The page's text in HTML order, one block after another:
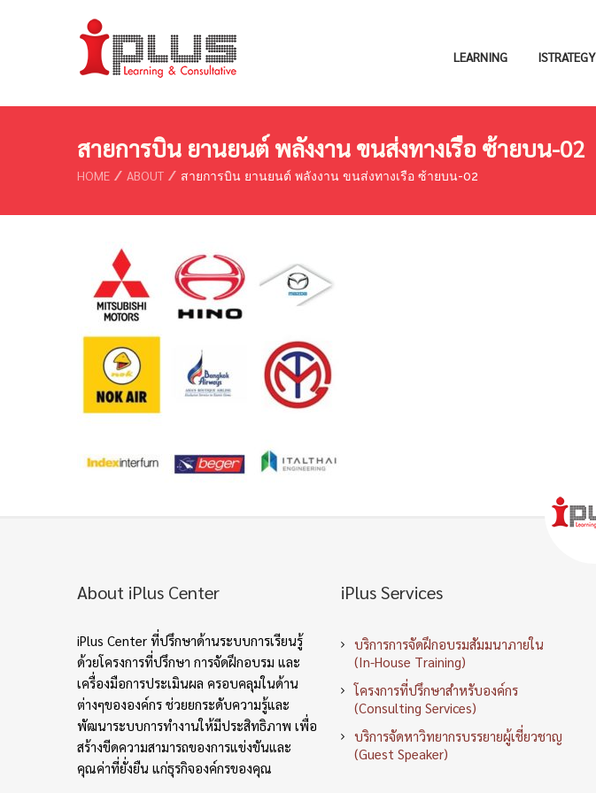
LEARNING ISTRATEGY
สายการบิน ยานยนต์ พลังงาน ขนส่งทางเรือ ซ้ายบน-02
HOME ABOUT สายการบิน ยานยนต์ พลังงาน ขนส่งทางเรือ ซ้ายบน-02
About iPlus Center
iPlus Center ที่ปรึกษาด้านระบบการเรียนรู้
ด้วยโครงการที่ปรึกษา การจัดฝึกอบรม และ
เครื่องมือการประเมินผล ครอบคลุมในด้าน
ต่างๆขององค์กร ช่วยยกระดับความรู้และ
พัฒนาระบบการทำงานให้มีประสิทธิภาพ เพื่อ
สร้างขีดความสามารถของการแข่งขันและ
คุณค่าที่ยั่งยืน แก่ธุรกิจองค์กรของคุณ
iPlus Services
บริการการจัดฝึกอบรมสัมมนาภายใน
(In-House Training)
โครงการที่ปรึกษาสำหรับองค์กร
(Consulting Services)
บริการจัดหาวิทยากรบรรยายผู้เชี่ยวชาญ
(Guest Speaker)